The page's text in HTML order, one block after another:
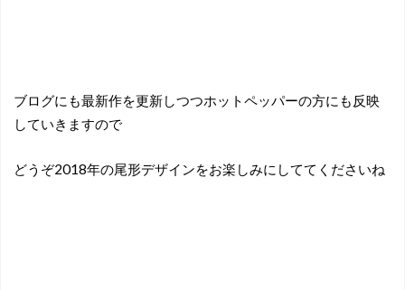
ブログにも最新作を更新しつつホットペッパーの方にも反映
していきますので
どうぞ2018年の尾形デザインをお楽しみにしててくださいね